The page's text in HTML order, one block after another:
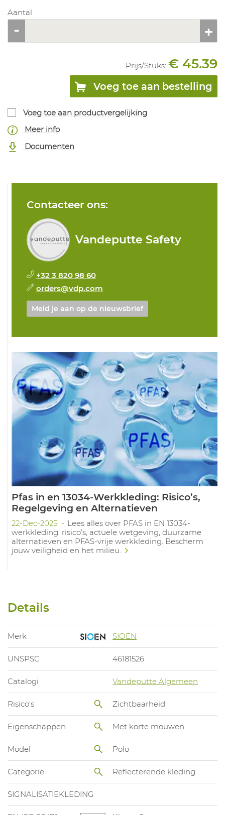
Aantal
Prijs/Stuks: € 45.39
Voeg toe aan bestelling
Voeg toe aan productvergelijking
Meer info
Documenten
Contacteer ons:
Vandeputte Safety
+32 3 820 98 60
orders@vdp.com
Meld je aan op de nieuwsbrief
Pfas in en 13034-Werkkleding: Risico’s,
Regelgeving en Alternatieven
22-Dec-2025
Lees alles over PFAS in EN 13034-
werkkleding: risico’s, actuele wetgeving, duurzame
alternatieven en PFAS-vrije werkkleding. Bescherm
jouw veiligheid en het milieu.
Details
Merk SIOEN
UNSPSC 46181526
Catalogi Vandeputte Algemeen
Risico's Zichtbaarheid
Eigenschappen Met korte mouwen
Model Polo
Categorie Reflecterende kleding
SIGNALISATIEKLEDING